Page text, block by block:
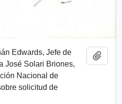
Edwards, Jefe de
José Solari Briones,
Nacional de
solicitud de